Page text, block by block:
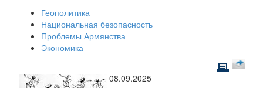
Геополитика
Национальная безопасность
Проблемы Армянства
Экономика
08.09.2025